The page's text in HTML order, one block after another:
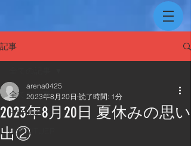
記事
全ての記事
FISHING
FURNITUER
2023年8月20日 夏休みの思い
出②
arena0425
2023年8月20日 読了時間: 1分